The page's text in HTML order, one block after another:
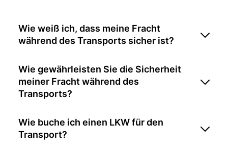
Wie weiß ich, dass meine Fracht
während des Transports sicher ist?
Wie gewährleisten Sie die Sicherheit
meiner Fracht während des
Transports?
Wie buche ich einen LKW für den
Transport?